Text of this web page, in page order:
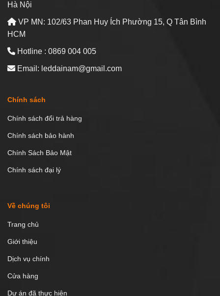
Hà Nội
VP MN: 102/63 Phan Huy Ích Phường 15, Q Tân Bình
HCM
Hotline : 0869 004 005
Email: leddainam@gmail.com
Chính sách
Chính sách đổi trả hàng
Chính sách bảo hành
Chính Sách Bảo Mật
Chính sách đại lý
Về chúng tôi
Trang chủ
Giới thiệu
Dịch vụ chính
Cửa hàng
Dự án đã thực hiện